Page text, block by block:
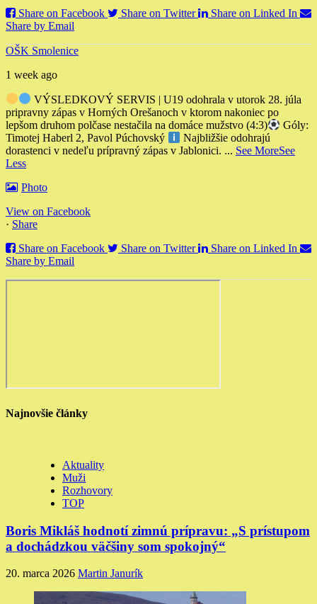
Share on Facebook
Share on Twitter
Share on Linked In
Share by Email
OŠK Smolenice
1 week ago
VÝSLEDKOVÝ SERVIS | U19 odohrala v utorok 28. júla
pripravny zápas v Horných Orešanoch v ktorom nakoniec po
lepšom druhom polčase nestačila na domáce mužstvo (4:3)
Góly:
Timotej Haberl 2, Pavol Púchovský
Najbližšie odohrajú
dorastenci v nedeľu prípravný zápas v Jablonici. ... See MoreSee
Less
Photo
View on Facebook
· Share
Share on Facebook
Share on Twitter
Share on Linked In
Share by Email
Najnovšie články
Aktuality
Muži
Rozhovory
TOP
Boris Mikláš hodnotí zimnú prípravu: „S prístupom
a dochádzkou väčšiny som spokojný“
20. marca 2026 Martin Janurík